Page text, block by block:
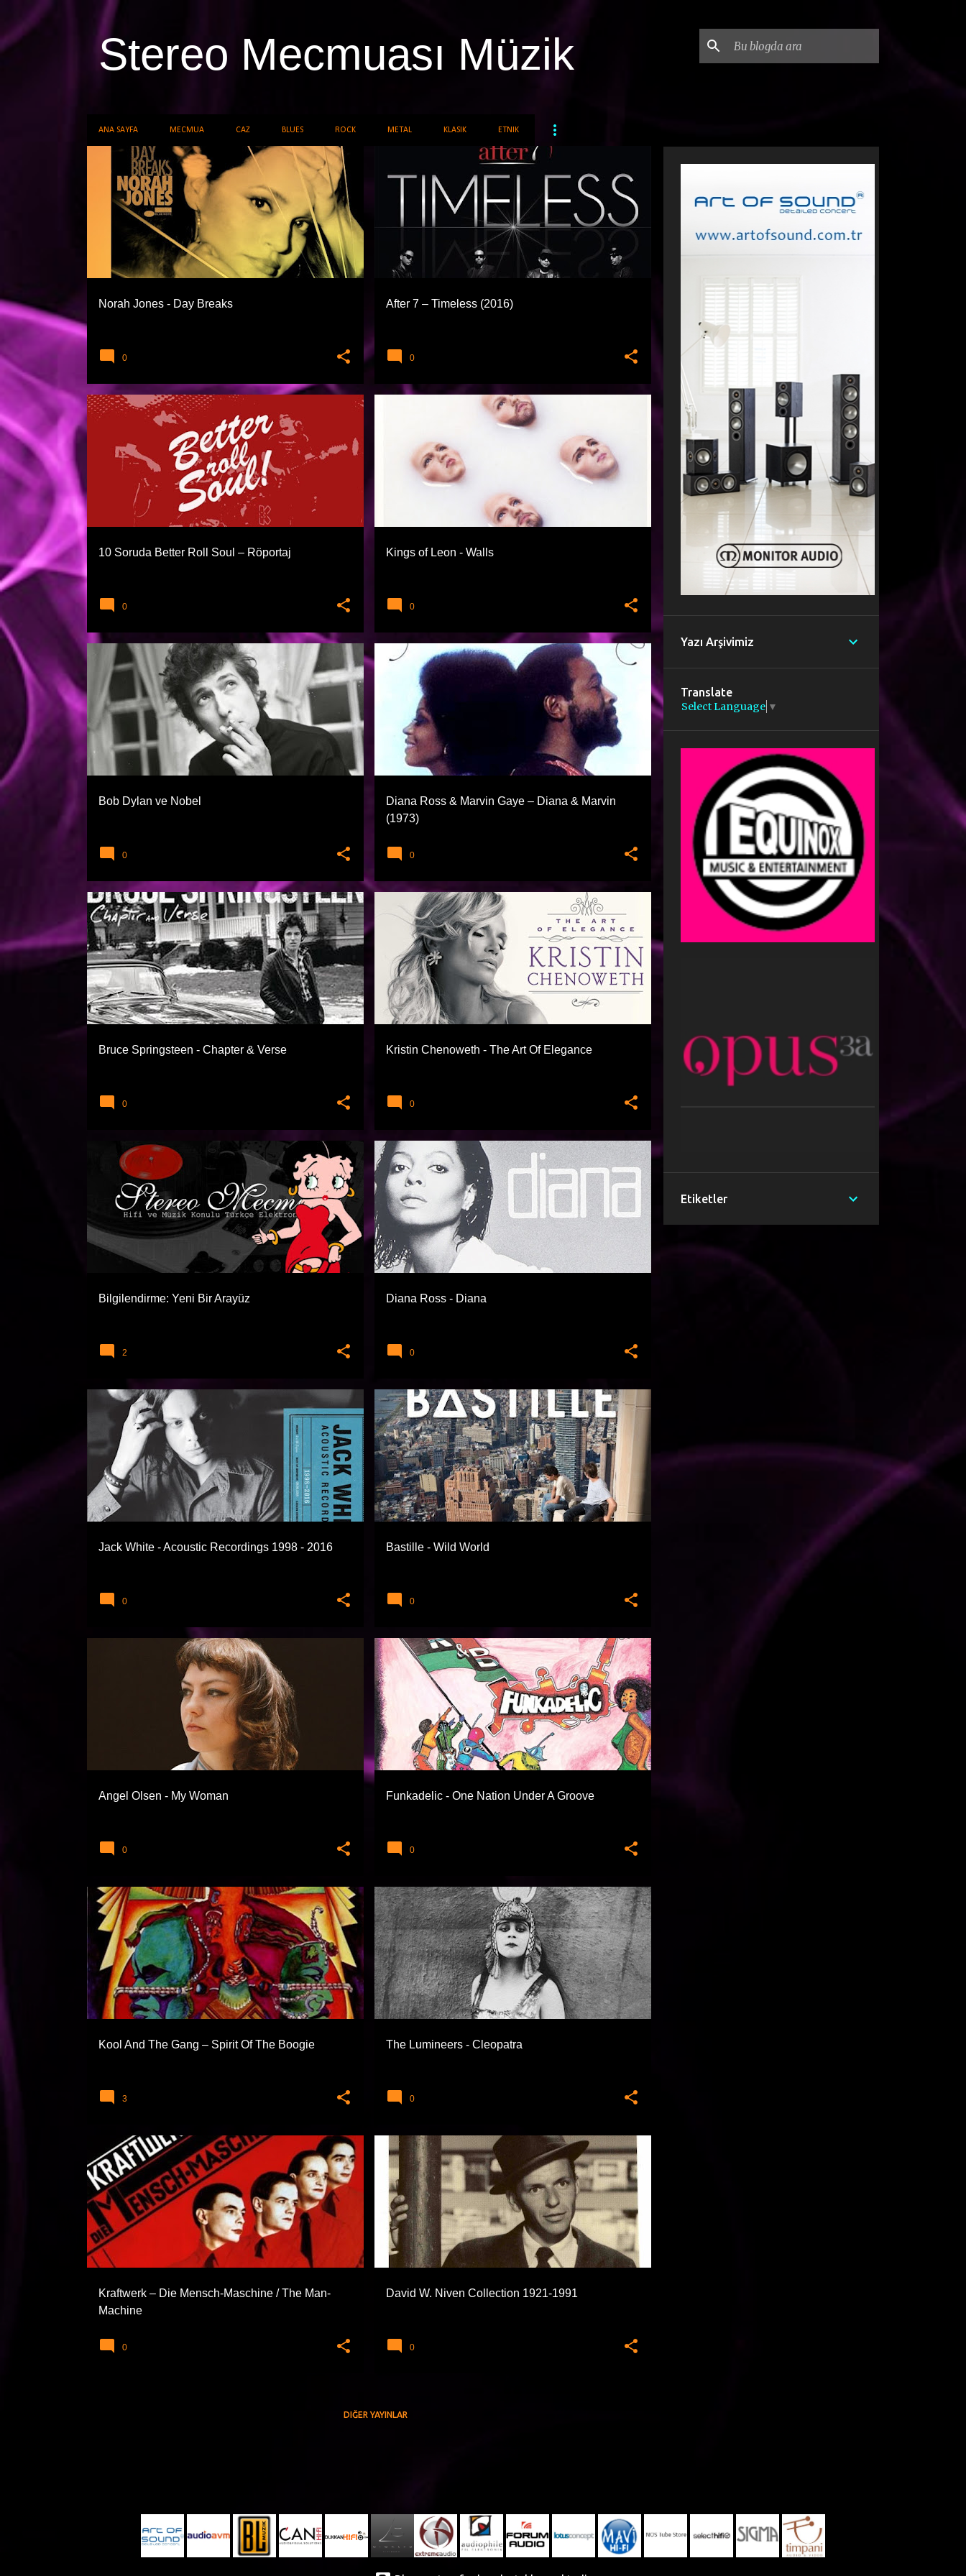
Stereo Mecmuası Müzik
ANA SAYFA MECMUA CAZ BLUES ROCK METAL KLASIK ETNIK
Norah Jones - Day Breaks
CAZ NORAH JONES
0
After 7 – Timeless (2016)
AYKUT ÖĞER FUNK SOUL VE RNB
0
10 Soruda Better Roll Soul – Röportaj
AYKUT ÖĞER BIYOGRAFILER VE FAZLASI
0
Kings of Leon - Walls
ROCK
0
Bob Dylan ve Nobel
BIYOGRAFILER VE FAZLASI BOB DYLAN
0
Diana Ross & Marvin Gaye – Diana & Marvin
(1973)
1900 EFSANESI AYKUT ÖĞER DIANA ROSS
FUNK SOUL VE RNB MARVIN GAYE
0
Bruce Springsteen - Chapter & Verse
BRUCE SPRINGSTEEN ROCK
0
Kristin Chenoweth - The Art Of Elegance
CAZ KRISTIN CHENOWETH
0
Bilgilendirme: Yeni Bir Arayüz
STEREO MECMUASI
2
Diana Ross - Diana
AYKUT ÖĞER DIANA ROSS +
FUNK SOUL VE RNB
0
Jack White - Acoustic Recordings 1998 - 2016
JACK WHITE ROCK
0
Bastille - Wild World
BASTILLE DIĞER
0
Angel Olsen - My Woman
ROCK
0
Funkadelic - One Nation Under A Groove
AYKUT ÖĞER FUNK FUNK SOUL VE RNB
FUNKADELIC +
SOUL VE RNB
0
Kool And The Gang – Spirit Of The Boogie
AYKUT ÖĞER FUNK FUNK SOUL VE RNB
KOOL AND THE GANG +
SOUL VE RNB
3
The Lumineers - Cleopatra
BLUES COUNTRY SINGER SONGWRITER +
THE LUMINEERS
0
Kraftwerk – Die Mensch-Maschine / The Man-
Machine
AYKUT ÖĞER DIĞER KRAFTWERK
0
David W. Niven Collection 1921-1991
BIYOGRAFILER VE FAZLASI CAZ
DAVID W. NIVEN +
MAKALELER
0
DIĞER YAYINLAR
Yazı Arşivimiz
Translate
Select Language ▼
Etiketler